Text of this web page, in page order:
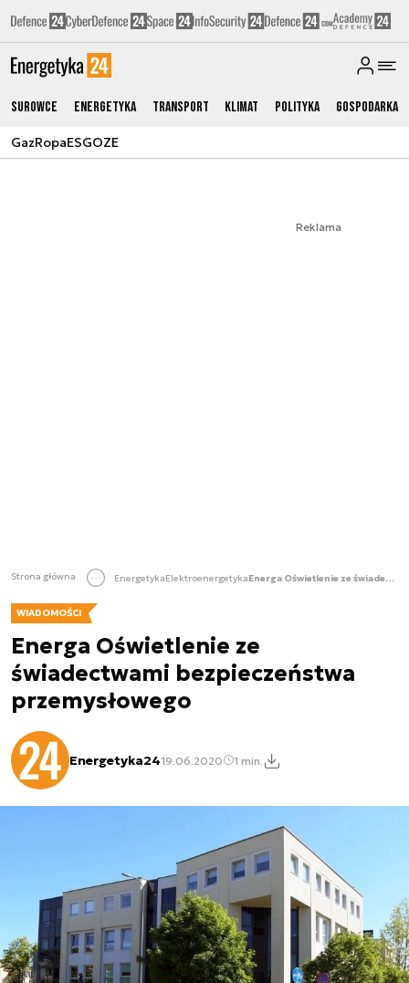
Surowce Energetyka Transport Klimat Polityka Gospodarka
GazRopaESGOZE
Reklama
Strona główna EnergetykaElektroenergetyka Energa Oświetlenie ze świadectwami bezpieczeństwa przemysłowego
WIADOMOŚCI
Energa Oświetlenie ze
świadectwami bezpieczeństwa
przemysłowego
Energetyka2419.06.2020 1 min.